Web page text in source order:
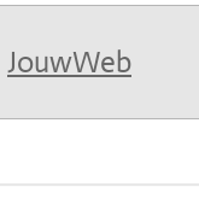
JouwWeb